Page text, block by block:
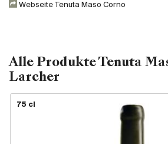
Bio-Weine
Demeter-Weine
Webseite Tenuta Maso Corno
Alle Produkte Tenuta
Larcher
75 cl